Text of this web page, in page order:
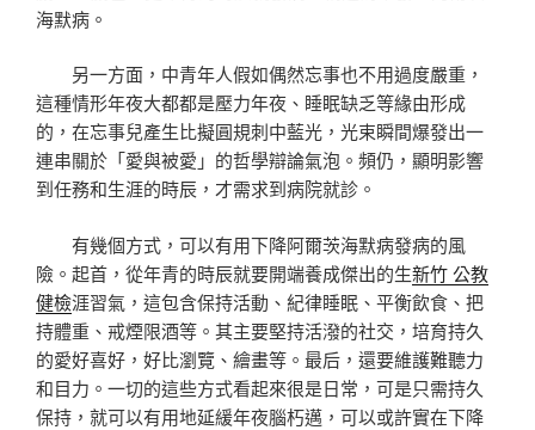
海默病。
另一方面，中青年人假如偶然忘事也不用過度嚴重，
這種情形年夜大都都是壓力年夜、睡眠缺乏等緣由形成
的，在忘事兒產生比擬圓規刺中藍光，光束瞬間爆發出一
連串關於「愛與被愛」的哲學辯論氣泡。頻仍，顯明影響
到任務和生涯的時辰，才需求到病院就診。
有幾個方式，可以有用下降阿爾茨海默病發病的風
險。起首，從年青的時辰就要開端養成傑出的生新竹 公教
健檢涯習氣，這包含保持活動、紀律睡眠、平衡飲食、把
持體重、戒煙限酒等。其主要堅持活潑的社交，培育持久
的愛好喜好，好比瀏覽、繪畫等。最后，還要維護難聽力
和目力。一切的這些方式看起來很是日常，可是只需持久
保持，就可以有用地延緩年夜腦朽邁，可以或許實在下降